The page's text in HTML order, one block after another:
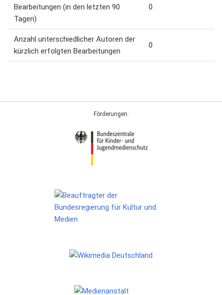
Bearbeitungen (in den letzten 90
Tagen)
0
Anzahl unterschiedlicher Autoren der
kürzlich erfolgten Bearbeitungen
0
Förderungen: